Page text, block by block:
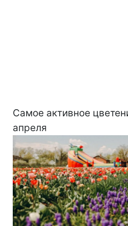
Самое активное
апреля